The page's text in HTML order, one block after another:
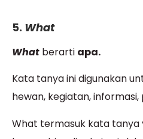
5. What
What berarti apa.
Kata tanya ini digunakan
hewan, kegiatan, informasi,
What termasuk kata tanya